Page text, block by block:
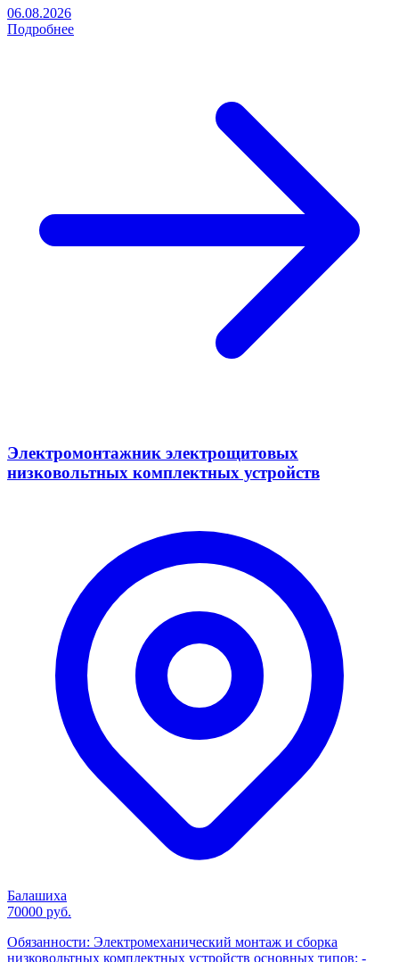
06.08.2026
Подробнее
Электромонтажник электрощитовых
низковольтных комплектных устройств
Балашиха
70000 руб.
Обязанности: Электромеханический монтаж и сборка
низковольтных комплектных устройств основных типов: -